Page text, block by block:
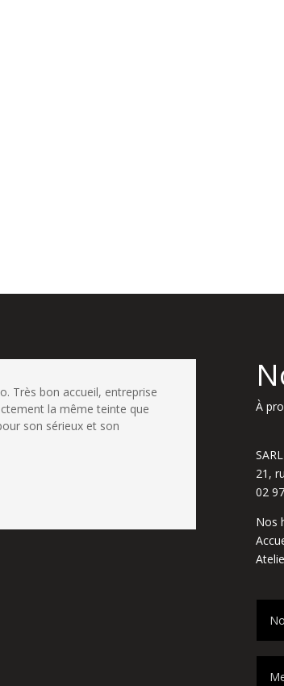
Très bon accueil, entreprise
la même teinte que
son sérieux et son
À
21,
02
Nos